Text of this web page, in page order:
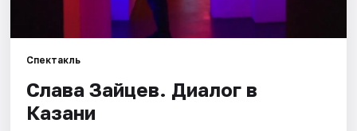
Города
Площадки
Спектакль
Слава Зайцев. Диалог в
Казани